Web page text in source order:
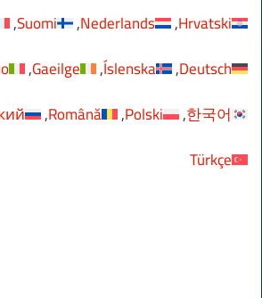
Hrvatski
Nederlands
Suomi
Deutsch
Íslenska
Gaeilge
한국어
Polski
Română
Türkçe